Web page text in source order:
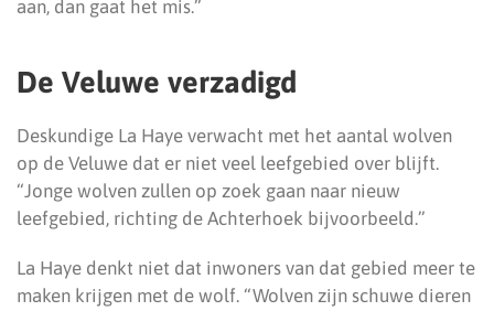
aan, dan gaat het mis.”
De Veluwe verzadigd
Deskundige La Haye verwacht met het aantal wolven
op de Veluwe dat er niet veel leefgebied over blijft.
“Jonge wolven zullen op zoek gaan naar nieuw
leefgebied, richting de Achterhoek bijvoorbeeld.”
La Haye denkt niet dat inwoners van dat gebied meer te
maken krijgen met de wolf. “Wolven zijn schuwe dieren